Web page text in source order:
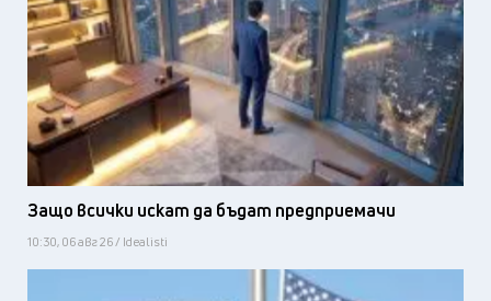
Защо всички искат да бъдат предприемачи
10:30, 06 авг 26 / Idealisti